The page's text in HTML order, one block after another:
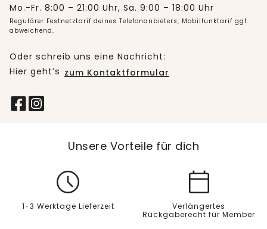
Mo.-Fr. 8:00 – 21:00 Uhr, Sa. 9:00 – 18:00 Uhr
Regulärer Festnetztarif deines Telefonanbieters, Mobilfunktarif ggf.
abweichend.
Oder schreib uns eine Nachricht:
Hier geht’s zum Kontaktformular
Unsere Vorteile für dich
1-3 Werktage Lieferzeit
Verlängertes
Rückgaberecht für Member